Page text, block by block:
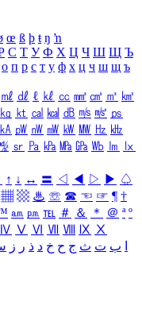
œ ß þ ŧ ŋ ŉ
С Т У Ф Х Ц Ч Ш Щ Ъ
о п р с т у ф х ц ч ш щ ъ
㎖ ㎗ ℓ ㎘ ㏄ ㎣ ㎤ ㎥ ㎦
㎏ ㏏ ㎈ ㎉ ㏈ ㎧ ㎨ ㎰
㎄ ㎺ ㎻ ㎽ ㎾ ㎿ ㎐ ㎑
㏛ ㎩ ㎪ ㎫ ㎬ ㏝ ㏐
㏓
↑ ↓ ↔ 〓 ◁ ◀ ▷ ▶ ♤
▦ ▩ ♨ ☏ ☎ ☜ ☞ ¶ †
㏂ ㏘ ℡ ＃ ＆ ＊ ＠ ª º
Ⅳ Ⅴ Ⅵ Ⅶ Ⅷ Ⅸ Ⅹ
ب ت ث ج ح خ د ذ ر ز